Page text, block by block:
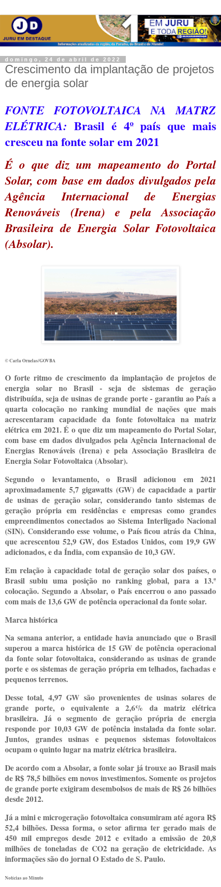
domingo, 24 de abril de 2022
Crescimento da implantação de projetos
de energia solar
FONTE FOTOVOLTAICA NA MATRZ
ELÉTRICA: Brasil é 4º país que mais
cresceu na fonte solar em 2021
É o que diz um mapeamento do Portal
Solar, com base em dados divulgados pela
Agência Internacional de Energias
Renováveis (Irena) e pela Associação
Brasileira de Energia Solar Fotovoltaica
(Absolar).
© Carla Ornelas/GOVBA
O forte ritmo de crescimento da implantação de projetos de
energia solar no Brasil - seja de sistemas de geração
distribuída, seja de usinas de grande porte - garantiu ao País a
quarta colocação no ranking mundial de nações que mais
acrescentaram capacidade da fonte fotovoltaica na matriz
elétrica em 2021. É o que diz um mapeamento do Portal Solar,
com base em dados divulgados pela Agência Internacional de
Energias Renováveis (Irena) e pela Associação Brasileira de
Energia Solar Fotovoltaica (Absolar).
Segundo o levantamento, o Brasil adicionou em 2021
aproximadamente 5,7 gigawatts (GW) de capacidade a partir
de usinas de geração solar, considerando tanto sistemas de
geração própria em residências e empresas como grandes
empreendimentos conectados ao Sistema Interligado Nacional
(SIN). Considerando esse volume, o País ficou atrás da China,
que acrescentou 52,9 GW, dos Estados Unidos, com 19,9 GW
adicionados, e da Índia, com expansão de 10,3 GW.
Em relação à capacidade total de geração solar dos países, o
Brasil subiu uma posição no ranking global, para a 13.ª
colocação. Segundo a Absolar, o País encerrou o ano passado
com mais de 13,6 GW de potência operacional da fonte solar.
Marca histórica
Na semana anterior, a entidade havia anunciado que o Brasil
superou a marca histórica de 15 GW de potência operacional
da fonte solar fotovoltaica, considerando as usinas de grande
porte e os sistemas de geração própria em telhados, fachadas e
pequenos terrenos.
Desse total, 4,97 GW são provenientes de usinas solares de
grande porte, o equivalente a 2,6% da matriz elétrica
brasileira. Já o segmento de geração própria de energia
responde por 10,03 GW de potência instalada da fonte solar.
Juntos, grandes usinas e pequenos sistemas fotovoltaicos
ocupam o quinto lugar na matriz elétrica brasileira.
De acordo com a Absolar, a fonte solar já trouxe ao Brasil mais
de R$ 78,5 bilhões em novos investimentos. Somente os projetos
de grande porte exigiram desembolsos de mais de R$ 26 bilhões
desde 2012.
Já a mini e microgeração fotovoltaica consumiram até agora R$
52,4 bilhões. Dessa forma, o setor afirma ter gerado mais de
450 mil empregos desde 2012 e evitado a emissão de 20,8
milhões de toneladas de CO2 na geração de eletricidade. As
informações são do jornal O Estado de S. Paulo.
Notícias ao Minuto